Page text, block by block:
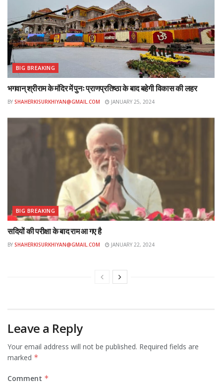
BIG BREAKING
भगवान् श्रीराम के मंदिर में पुनः प्राणप्रतिष्ठा के बाद बहेगी विकास की लहर
BY SHAHERKISURKHIYAN@GMAIL.COM JANUARY 25, 2024
BIG BREAKING
सदियों की परीक्षा के बाद राम आ गए है
BY SHAHERKISURKHIYAN@GMAIL.COM JANUARY 22, 2024
Leave a Reply
Your email address will not be published. Required fields are
marked *
Comment *